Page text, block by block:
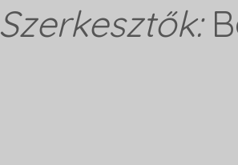
Szerkesztők: